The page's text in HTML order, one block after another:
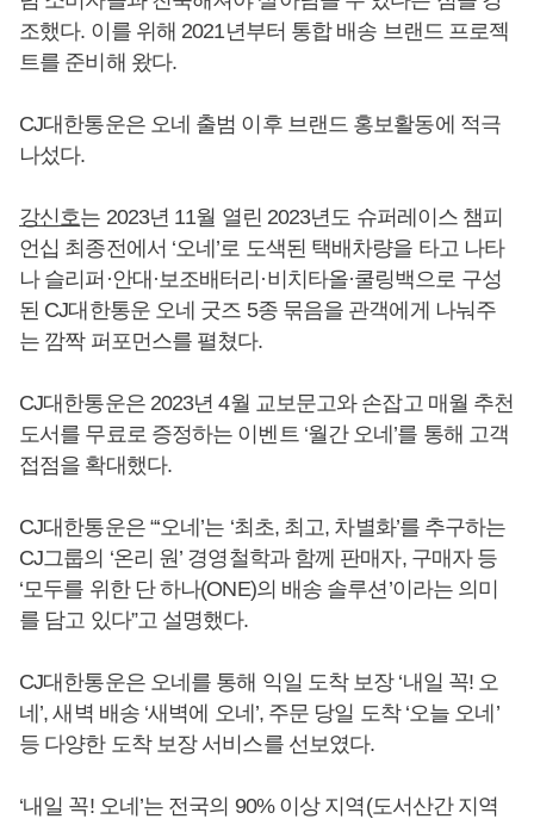
조했다. 이를 위해 2021년부터 통합 배송 브랜드 프로젝
트를 준비해 왔다.
CJ대한통운은 오네 출범 이후 브랜드 홍보활동에 적극
나섰다.
강신호는 2023년 11월 열린 2023년도 슈퍼레이스 챔피
언십 최종전에서 ‘오네’로 도색된 택배차량을 타고 나타
나 슬리퍼·안대·보조배터리·비치타올·쿨링백으로 구성
된 CJ대한통운 오네 굿즈 5종 묶음을 관객에게 나눠주
는 깜짝 퍼포먼스를 펼쳤다.
CJ대한통운은 2023년 4월 교보문고와 손잡고 매월 추천
도서를 무료로 증정하는 이벤트 ‘월간 오네’를 통해 고객
접점을 확대했다.
CJ대한통운은 “‘오네’는 ‘최초, 최고, 차별화’를 추구하는
CJ그룹의 ‘온리 원’ 경영철학과 함께 판매자, 구매자 등
‘모두를 위한 단 하나(ONE)의 배송 솔루션’이라는 의미
를 담고 있다”고 설명했다.
CJ대한통운은 오네를 통해 익일 도착 보장 ‘내일 꼭! 오
네’, 새벽 배송 ‘새벽에 오네’, 주문 당일 도착 ‘오늘 오네’
등 다양한 도착 보장 서비스를 선보였다.
‘내일 꼭! 오네’는 전국의 90% 이상 지역(도서산간 지역